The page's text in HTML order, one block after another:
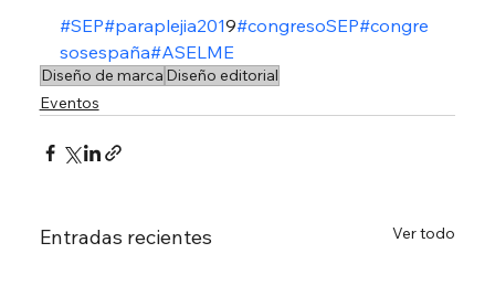
#SEP#paraplejia2019#congresoSEP#congre
sosespaña#ASELME
Diseño de marca Diseño editorial
Eventos
Entradas recientes Ver todo